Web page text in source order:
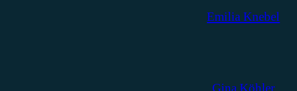
Emilia Knebel
Gina Köhler